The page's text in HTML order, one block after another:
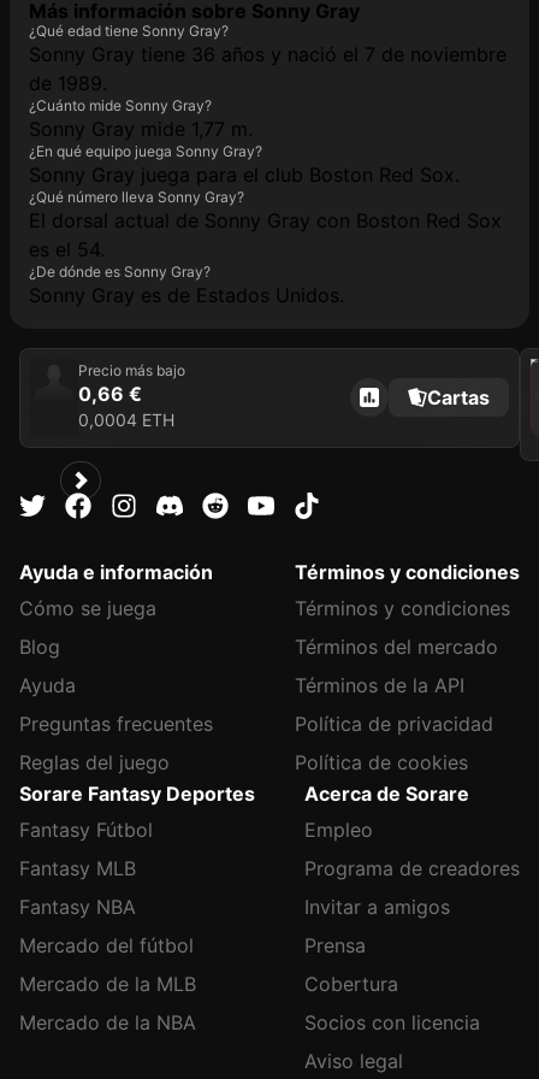
Más información sobre Sonny Gray
¿Qué edad tiene Sonny Gray?
Sonny Gray tiene 36 años y nació el 7 de noviembre
de 1989.
¿Cuánto mide Sonny Gray?
Sonny Gray mide 1,77 m.
¿En qué equipo juega Sonny Gray?
Sonny Gray juega para el club Boston Red Sox.
¿Qué número lleva Sonny Gray?
El dorsal actual de Sonny Gray con Boston Red Sox
es el 54.
¿De dónde es Sonny Gray?
Sonny Gray es de Estados Unidos.
Precio más bajo
0,66 €
0,0004 ETH
Cartas
2023
Ayuda e información
Cómo se juega
Blog
Ayuda
Preguntas frecuentes
Reglas del juego
Términos y condiciones
Términos y condiciones
Términos del mercado
Términos de la API
Política de privacidad
Política de cookies
Sorare Fantasy Deportes
Fantasy Fútbol
Fantasy MLB
Fantasy NBA
Mercado del fútbol
Mercado de la MLB
Mercado de la NBA
Acerca de Sorare
Empleo
Programa de creadores
Invitar a amigos
Prensa
Cobertura
Socios con licencia
Aviso legal